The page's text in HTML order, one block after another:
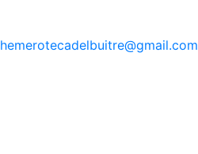
hemerotecadelbuitre@gmail.com